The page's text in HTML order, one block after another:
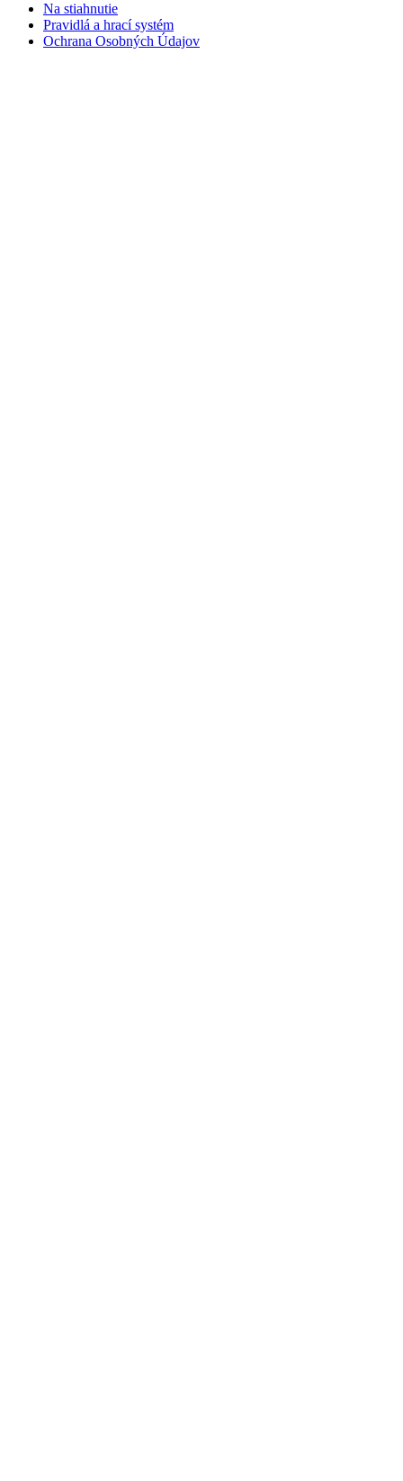
Na stiahnutie
Pravidlá a hrací systém
Ochrana Osobných Údajov